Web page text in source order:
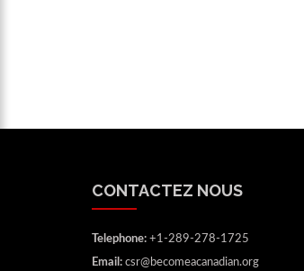
CONTACTEZ NOUS
Telephone: +1-289-278-1725
Email: csr@becomeacanadian.org